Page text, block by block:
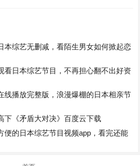
本综艺无删减，看陌生男女如何掀起恋
看日本综艺节目，不再担心翻不出好资
线播放完整版，浪漫爆棚的日本相亲节
下《矛盾大对决》百度云下载
便的日本综艺节目视频app，看完还能